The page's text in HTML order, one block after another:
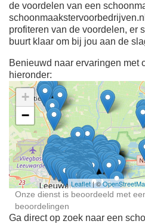
de voordelen van een
profiteren van de voordelen, er
buurt klaar om bij jou aan de
Benieuwd naar ervaringen met
hieronder:
Ontdek meer
Schoonmaakster
jou in de buurt
+
−
Leaflet| ©
Onze dienst is beoordeeld met
beoordelingen
Ga direct op zoek naar een